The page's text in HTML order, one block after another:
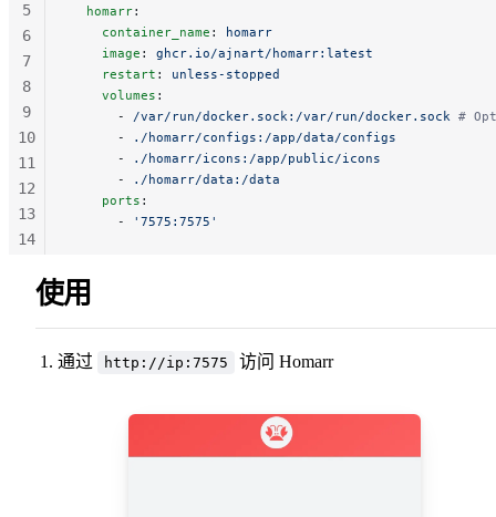
  homarr
:
    container_name
:
homarr
    image
: ghcr.io/ajnart/homarr:latest
    restart
: unless-stopped
    volumes
:
      -
/var/run/docker.sock:/var/run/docker.sock #
      -
./homarr/configs:/app/data/configs
      -
./homarr/icons:/app/public/icons
      -
./homarr/data:/data
    ports
:
      -
'7575:7575'
5
6
7
8
9
10
11
12
13
14
使用
通过 http://ip:7575 访问 Homarr